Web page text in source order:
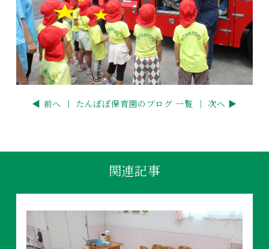
◀ 前へ ｜ たんぽぽ保育園のブログ 一覧 ｜ 次へ ▶
関連記事